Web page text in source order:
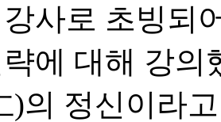
사로 초빙되
에 대해 강의
)의 정신이라